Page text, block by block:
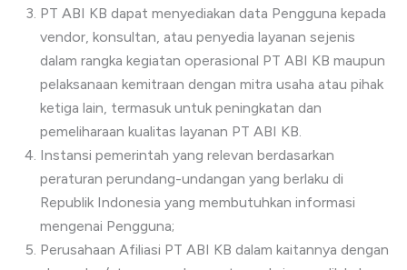
PT ABI KB dapat menyediakan data Pengguna kepada
vendor, konsultan, atau penyedia layanan sejenis
dalam rangka kegiatan operasional PT ABI KB maupun
pelaksanaan kemitraan dengan mitra usaha atau pihak
ketiga lain, termasuk untuk peningkatan dan
pemeliharaan kualitas layanan PT ABI KB.
Instansi pemerintah yang relevan berdasarkan
peraturan perundang-undangan yang berlaku di
Republik Indonesia yang membutuhkan informasi
mengenai Pengguna;
Perusahaan Afiliasi PT ABI KB dalam kaitannya dengan